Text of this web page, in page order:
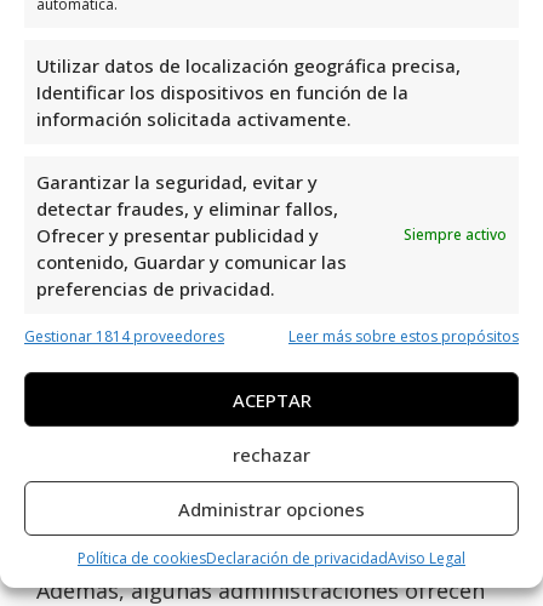
automática.
Utilizar datos de localización geográfica precisa,
Identificar los dispositivos en función de la
información solicitada activamente.
Garantizar la seguridad, evitar y
detectar fraudes, y eliminar fallos,
Ofrecer y presentar publicidad y
contenido, Guardar y comunicar las
preferencias de privacidad.
Siempre activo
Gestionar 1814 proveedores Leer más sobre estos propósitos
ACEPTAR
rechazar
Administrar opciones
Política de cookiesDeclaración de privacidadAviso Legal
administraciones de loterías. Los jugadores
sorteos nacionales e internacionales. Las
peñas, por otro lado, permiten a los
sus posibilidades de ganar compartiendo el
costo de múltiples boletos. Esta modalidad
es muy popular ya que ofrece una mayor
probabilidad de éxito a un costo reducido.
Apuestas online y servicios
adicionales
Lasapuestas onlineson otro servicio cada
vez más popular entre las administraciones
de loterías en Orihuela Costa. Este servicio
permite a los jugadores participar en
sorteos desde la comodidad de su hogar.
Además, algunas administraciones ofrecen